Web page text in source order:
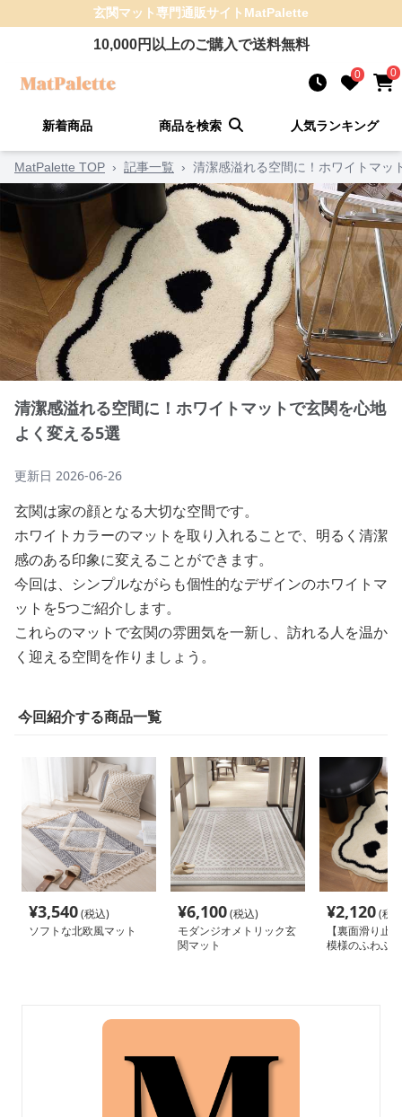
玄関マット専門通販サイト MatPalette
10,000円以上のご購入で送料無料
0 0
新着商品 商品を検索 人気ランキング
MatPalette TOP › 記事一覧 › 清潔感溢れる空間に！ホワイトマッ
清潔感溢れる空間に！ホワイトマットで玄関を心地
よく変える5選
更新日 2026-06-26
玄関は家の顔となる大切な空間です。
ホワイトカラーのマットを取り入れることで、明るく清潔
感のある印象に変えることができます。
今回は、シンプルながらも個性的なデザインのホワイトマ
ットを5つご紹介します。
これらのマットで玄関の雰囲気を一新し、訪れる人を温か
く迎える空間を作りましょう。
今回紹介する商品一覧
¥3,540(税込)
ソフトな北欧風マット
¥6,100(税込)
モダンジオメトリック玄
関マット
¥2,120(税
【裏面滑り止
模様のふわふ